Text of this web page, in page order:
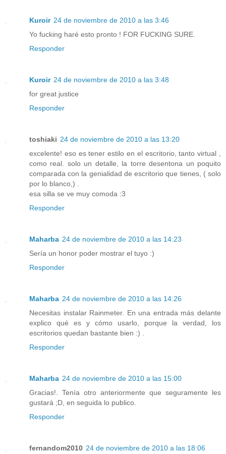
Kuroir 24 de noviembre de 2010 a las 3:46
Yo fucking haré esto pronto ! FOR FUCKING SURE.
Responder
Kuroir 24 de noviembre de 2010 a las 3:48
for great justice
Responder
toshiaki 24 de noviembre de 2010 a las 13:20
excelente! eso es tener estilo en el escritorio, tanto virtual ,
como real. solo un detalle, la torre desentona un poquito
comparada con la genialidad de escritorio que tienes, ( solo
por lo blanco,) .
esa silla se ve muy comoda :3
Responder
Maharba 24 de noviembre de 2010 a las 14:23
Sería un honor poder mostrar el tuyo :)
Responder
Maharba 24 de noviembre de 2010 a las 14:26
Necesitas instalar Rainmeter. En una entrada más delante
explico qué es y cómo usarlo, porque la verdad, los
escritorios quedan bastante bien :) .
Responder
Maharba 24 de noviembre de 2010 a las 15:00
Gracias!. Tenía otro anteriormente que seguramente les
gustará ;D, en seguida lo publico.
Responder
fernandom2010 24 de noviembre de 2010 a las 18:06